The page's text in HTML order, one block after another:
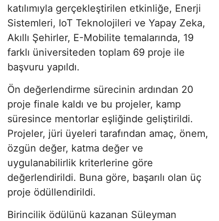
katılımıyla gerçekleştirilen etkinliğe, Enerji
Sistemleri, IoT Teknolojileri ve Yapay Zeka,
Akıllı Şehirler, E-Mobilite temalarında, 19
farklı üniversiteden toplam 69 proje ile
başvuru yapıldı.
Ön değerlendirme sürecinin ardından 20
proje finale kaldı ve bu projeler, kamp
süresince mentorlar eşliğinde geliştirildi.
Projeler, jüri üyeleri tarafından amaç, önem,
özgün değer, katma değer ve
uygulanabilirlik kriterlerine göre
değerlendirildi. Buna göre, başarılı olan üç
proje ödüllendirildi.
Birincilik ödülünü kazanan Süleyman